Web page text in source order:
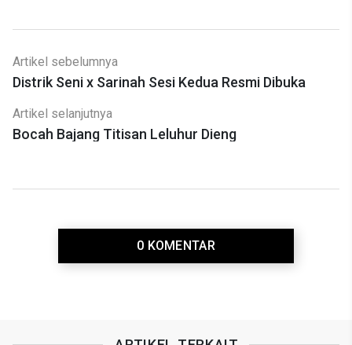
Artikel sebelumnya
Distrik Seni x Sarinah Sesi Kedua Resmi Dibuka
Artikel selanjutnya
Bocah Bajang Titisan Leluhur Dieng
0 KOMENTAR